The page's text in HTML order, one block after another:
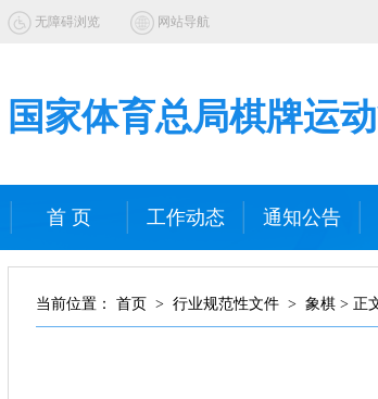
无障碍浏览 网站导航
国家体育总局棋牌运
首 页 工作动态 通知公告
当前位置： 首页 > 行业规范性文件 > 象棋 > 正